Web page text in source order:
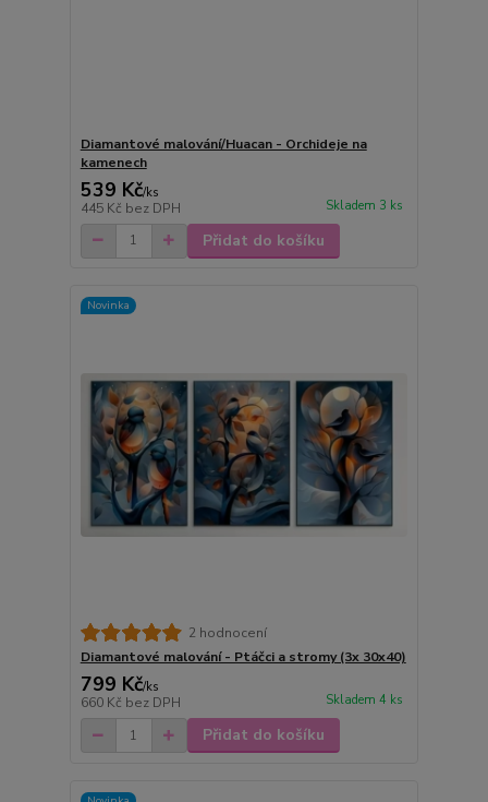
Diamantové malování/Huacan - Orchideje na
kamenech
539 Kč/ks
445 Kč bez DPH Skladem 3 ks
Přidat do košíku
Novinka
2 hodnocení
Diamantové malování - Ptáčci a stromy (3x 30x40)
799 Kč/ks
660 Kč bez DPH Skladem 4 ks
Přidat do košíku